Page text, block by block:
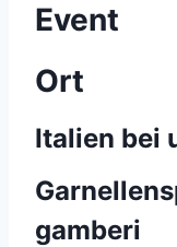
Event
Ort
Italien bei
gamberi